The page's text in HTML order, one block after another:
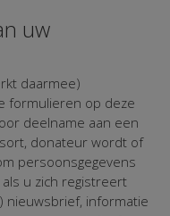
uw
daarmee)
formulieren op deze
deelname aan een
donateur wordt of
persoonsgegevens
u zich registreert
nieuwsbrief, informatie